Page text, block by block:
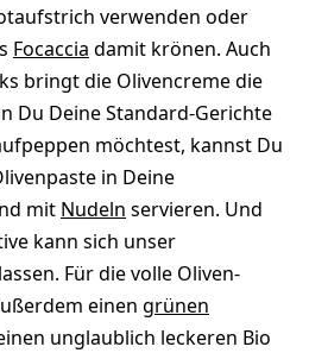
verwenden oder
Focaccia damit krönen. Auch
bringt die Olivencreme die
Du Deine Standard-Gerichte
möchtest, kannst Du
in Deine
mit Nudeln servieren. Und
kann sich unser
Für die volle Oliven-
einen grünen
unglaublich leckeren Bio